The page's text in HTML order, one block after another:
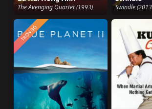
The Avenging Quartet (1993) Swindle
TRỌN BỘ